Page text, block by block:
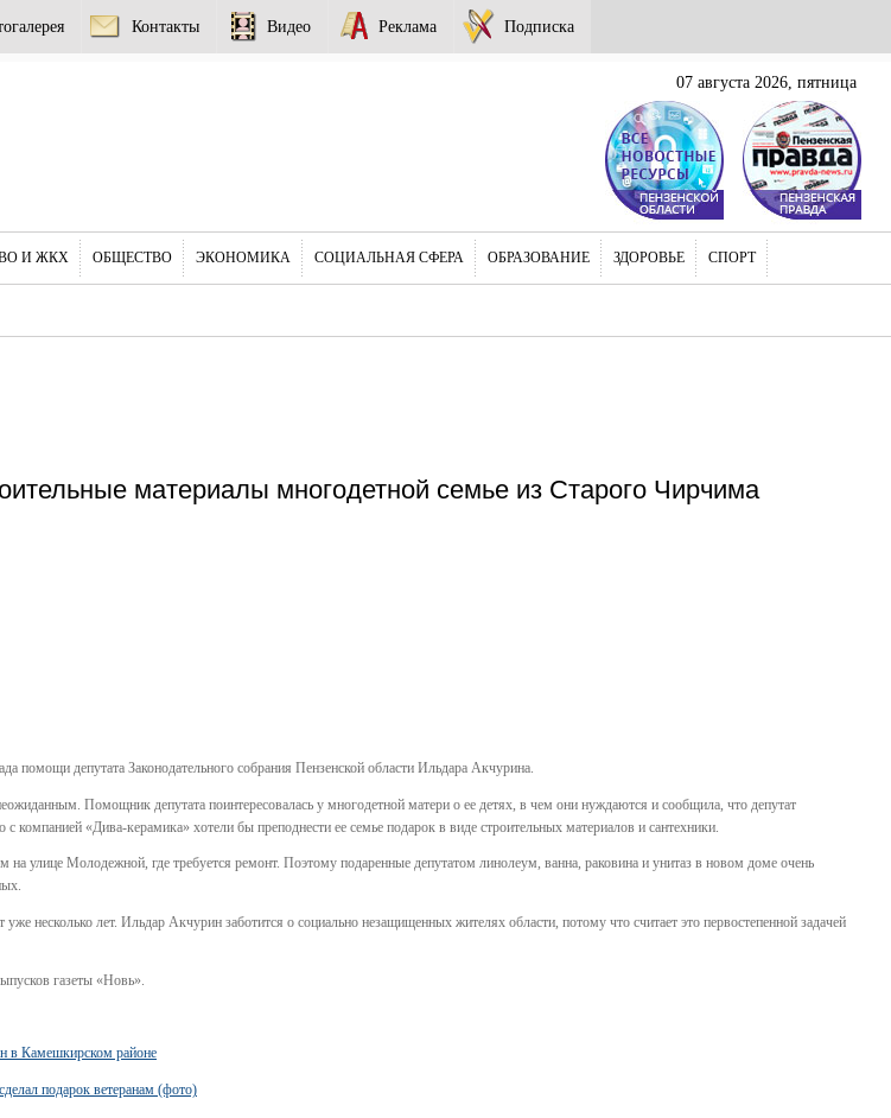
Контакты Видео Реклама Подписка
07 августа 2026, пятница
И ЖКХ ОБЩЕСТВО ЭКОНОМИКА СОЦИАЛЬНАЯ СФЕРА ОБРАЗОВАНИЕ ЗДОРОВЬЕ СПОРТ
материалы многодетной семье из Старого Чирчима
помощи депутата Законодательного собрания Пензенской области Ильдара Акчурина.
Помощник депутата поинтересовалась у многодетной матери о ее детях, в чем они нуждаются и сообщила, что депутат
с компанией «Дива-керамика» хотели бы преподнести ее семье подарок в виде строительных материалов и сантехники.
на улице Молодежной, где требуется ремонт. Поэтому подаренные депутатом линолеум, ванна, раковина и унитаз в новом доме очень
несколько лет. Ильдар Акчурин заботится о социально незащищенных жителях области, потому что считает это первостепенной задачей
газеты «Новь».
в Камешкирском районе
подарок ветеранам (фото)